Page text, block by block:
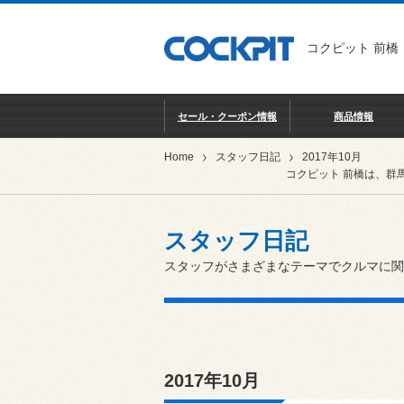
コクピット 前橋
セール・クーポン情報 商品情報
Home スタッフ日記
2017年10月
コクピット 前橋は、
スタッフ日記
スタッフがさまざまなテーマでクルマに
2017年10月